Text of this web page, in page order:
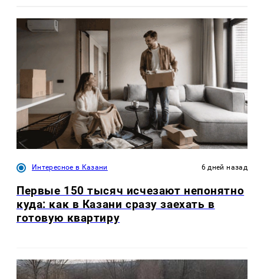
Интересное в Казани 6 дней назад
Первые 150 тысяч исчезают непонятно
куда: как в Казани сразу заехать в
готовую квартиру